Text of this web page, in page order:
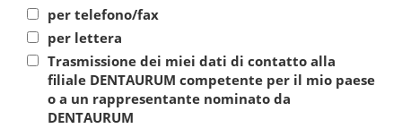
per telefono/fax
per lettera
Trasmissione dei miei dati di contatto alla
filiale DENTAURUM competente per il mio paese
o a un rappresentante nominato da
DENTAURUM